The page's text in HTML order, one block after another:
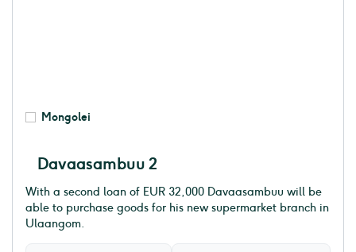
Mongolei
Davaasambuu 2
With a second loan of EUR 32,000 Davaasambuu will be
able to purchase goods for his new supermarket branch in
Ulaangom.